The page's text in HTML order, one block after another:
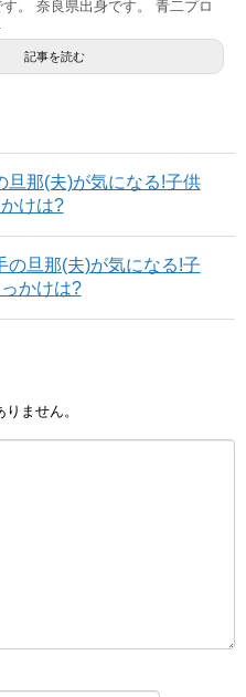
。 奈良県出身です。 青二プロ
記事を読む
旦那(夫)が気になる!子供
けは?
の旦那(夫)が気になる!子
かけは?
ません。